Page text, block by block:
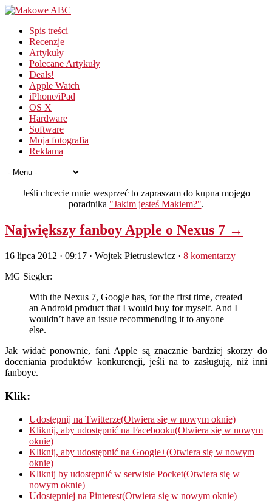
Spis treści
Recenzje
Artykuły
Polecane Artykuły
Deals!
Apple Watch
iPhone/iPad
OS X
Hardware
Software
Moja fotografia
Reklama
Jeśli chcecie mnie wesprzeć to zapraszam do kupna mojego
poradnika "Jakim jesteś Makiem?".
Największy fanboy Apple o Nexus 7 →
16 lipca 2012 · 09:17 · Wojtek Pietrusiewicz · 8 komentarzy
MG Siegler:
With the Nexus 7, Google has, for the first time, created
an Android product that I would buy for myself. And I
wouldn’t have an issue recommending it to anyone
else.
Jak widać ponownie, fani Apple są znacznie bardziej skorzy do
doceniania produktów konkurencji, jeśli na to zasługują, niż inni
fanboye.
Klik:
Udostępnij na Twitterze(Otwiera się w nowym oknie)
Kliknij, aby udostępnić na Facebooku(Otwiera się w nowym
oknie)
Kliknij, aby udostępnić na Google+(Otwiera się w nowym
oknie)
Kliknij by udostępnić w serwisie Pocket(Otwiera się w
nowym oknie)
Udostępniej na Pinterest(Otwiera się w nowym oknie)